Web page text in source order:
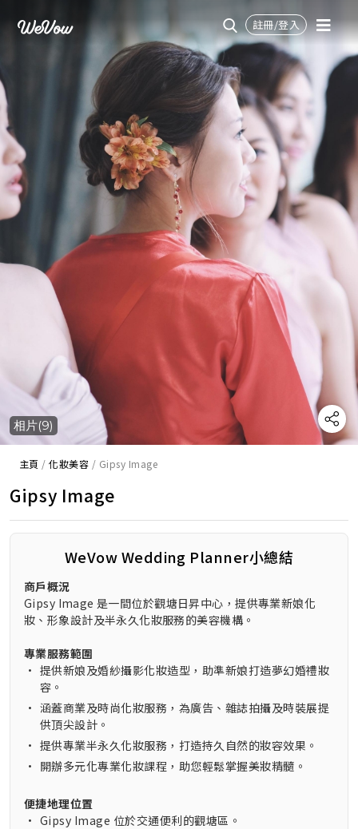
註冊/登入
相片(9)
主頁 /化妝美容 / Gipsy Image
Gipsy Image
WeVow Wedding Planner小總結
商戶概況
Gipsy Image 是一間位於觀塘日昇中心，提供專業新娘化
妝、形象設計及半永久化妝服務的美容機構。
專業服務範圍
• 提供新娘及婚紗攝影化妝造型，助準新娘打造夢幻婚禮妝
容。
• 涵蓋商業及時尚化妝服務，為廣告、雜誌拍攝及時裝展提
供頂尖設計。
• 提供專業半永久化妝服務，打造持久自然的妝容效果。
• 開辦多元化專業化妝課程，助您輕鬆掌握美妝精髓。
便捷地理位置
• Gipsy Image 位於交通便利的觀塘區。